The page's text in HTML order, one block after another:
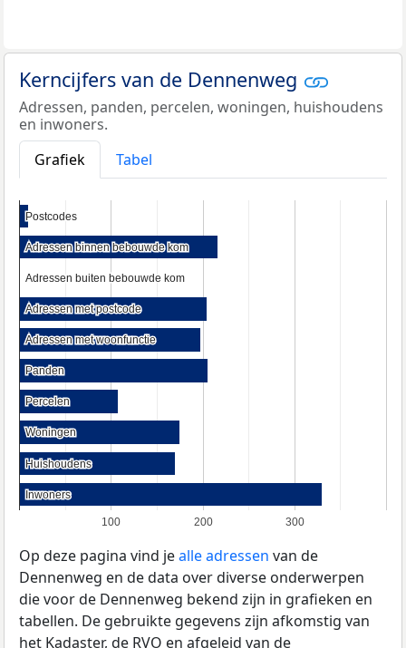
Kerncijfers van de Dennenweg
Adressen, panden, percelen, woningen, huishoudens
en inwoners.
Grafiek
Tabel
100 200 300
Postcodes
Postcodes
Adressen binnen bebouwde kom
Adressen binnen bebouwde kom
Adressen buiten bebouwde kom
Adressen buiten bebouwde kom
Adressen met postcode
Adressen met postcode
Adressen met woonfunctie
Adressen met woonfunctie
Panden
Panden
Percelen
Percelen
Woningen
Woningen
Huishoudens
Huishoudens
Inwoners
Inwoners
Op deze pagina vind jealle adressen van de
Dennenweg en de data over diverse onderwerpen
die voor de Dennenweg bekend zijn in grafieken en
tabellen. De gebruikte gegevens zijn afkomstig van
het Kadaster, deRVO en afgeleid van de